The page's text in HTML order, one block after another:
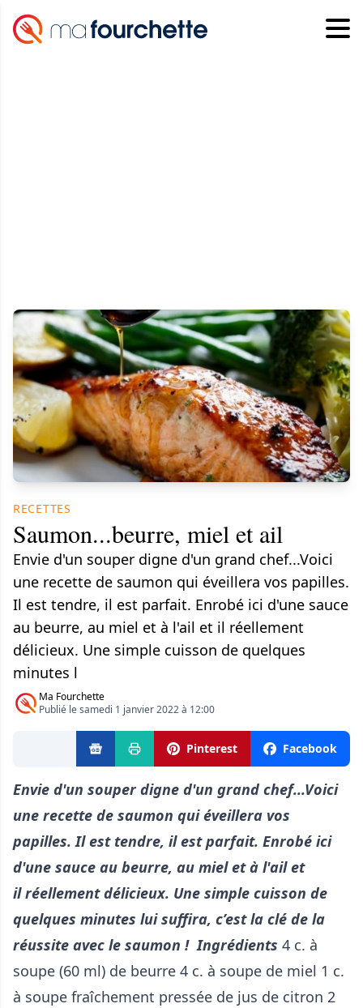
RECETTES
Saumon...beurre, miel et ail
Envie d'un souper digne d'un grand chef...Voici
une recette de saumon qui éveillera vos papilles.
Il est tendre, il est parfait. Enrobé ici d'une sauce
au beurre, au miel et à l'ail et il réellement
délicieux. Une simple cuisson de quelques
minutes l
Ma Fourchette
Publié le samedi 1 janvier 2022 à 12:00
Pinterest Facebook
Envie d'un souper digne d'un grand chef...Voici
une recette de saumon qui éveillera vos
papilles. Il est tendre, il est parfait. Enrobé ici
d'une sauce au beurre, au miel et à l'ail et
il réellement délicieux. Une simple cuisson de
quelques minutes lui suffira, c’est la clé de la
réussite avec le saumon ! Ingrédients 4 c. à
soupe (60 ml) de beurre 4 c. à soupe de miel 1 c.
à soupe fraîchement pressée de jus de citron 2